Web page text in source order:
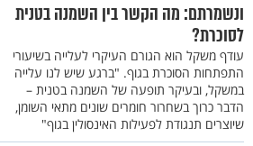
ונשמרתם: מה הקשר בין השמנה בטנית
לסוכרת?
עודף משקל הוא הגורם העיקרי לעלייה בשיעורי
התפתחות הסוכרת בגוף. "ברגע שיש לנו עלייה
במשקל, ובעיקר תופעה של השמנה בטנית –
הדבר כרוך בשחרור חומרים שונים מתאי השומן,
שיוצרים תנגודת לפעילות האינסולין בגוף"